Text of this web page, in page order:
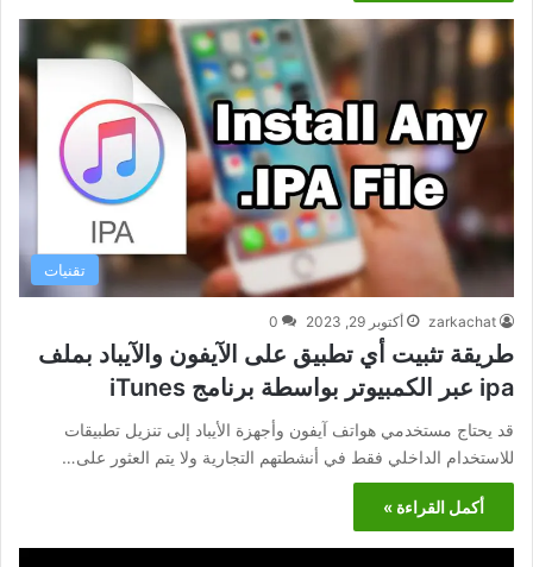
تقنيات
zarkachat أكتوبر 29, 2023 0
طريقة تثبيت أي تطبيق على الآيفون والآيباد بملف
ipa عبر الكمبيوتر بواسطة برنامج iTunes
قد يحتاج مستخدمي هواتف آيفون وأجهزة الأيباد إلى تنزيل تطبيقات
للاستخدام الداخلي فقط في أنشطتهم التجارية ولا يتم العثور على…
أكمل القراءة »